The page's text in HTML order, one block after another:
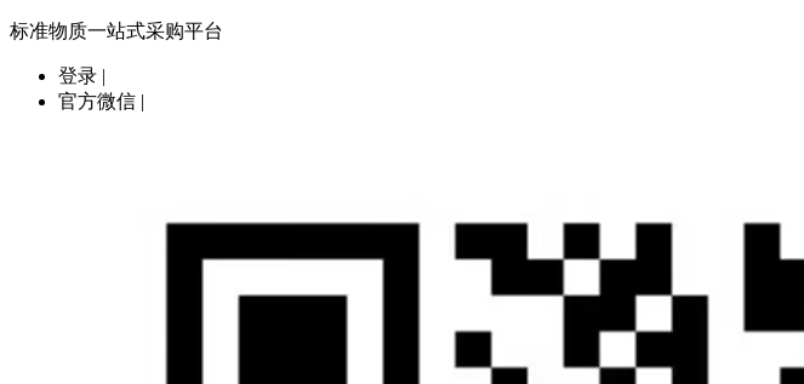
标准物质一站式采购平台
登录 |
官方微信 |